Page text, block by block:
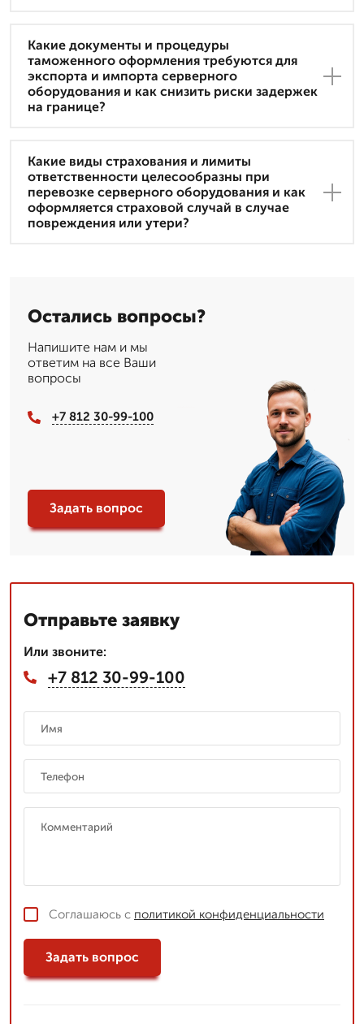
Какие документы и процедуры
таможенного оформления требуются для
экспорта и импорта серверного
оборудования и как снизить риски задержек
на границе?
Какие виды страхования и лимиты
ответственности целесообразны при
перевозке серверного оборудования и как
оформляется страховой случай в случае
повреждения или утери?
Остались вопросы?
Напишите нам и мы
ответим на все Ваши
вопросы
+7 812 30-99-100
Задать вопрос
Отправьте заявку
Или звоните:
+7 812 30-99-100
Соглашаюсь с политикой конфиденциальности
Задать вопрос